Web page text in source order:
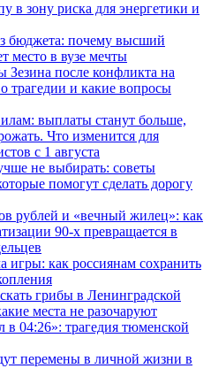
в зону риска для энергетики и
бюджета: почему высший
место в вузе мечты
после конфликта на
трагедии и какие вопросы
выплаты станут больше,
Что изменится для
с 1 августа
не выбирать: советы
помогут сделать дорогу
рублей и «вечный жилец»: как
90-х превращается в
игры: как россиянам сохранить
грибы в Ленинградской
места не разочаруют
04:26»: трагедия тюменской
перемены в личной жизни в